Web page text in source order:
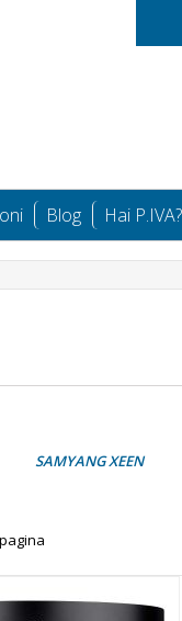
Blog Hai P.IVA?
SAMYANG XEEN